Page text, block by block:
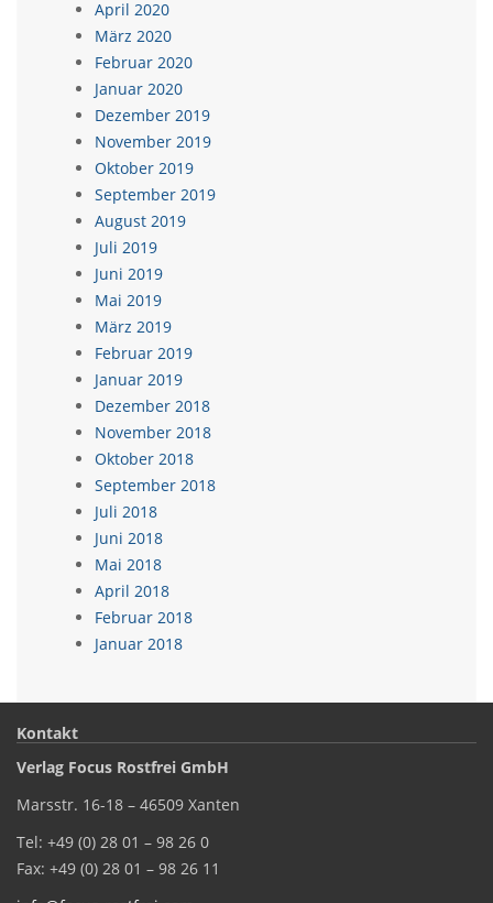
April 2020
März 2020
Februar 2020
Januar 2020
Dezember 2019
November 2019
Oktober 2019
September 2019
August 2019
Juli 2019
Juni 2019
Mai 2019
März 2019
Februar 2019
Januar 2019
Dezember 2018
November 2018
Oktober 2018
September 2018
Juli 2018
Juni 2018
Mai 2018
April 2018
Februar 2018
Januar 2018
Kontakt
Verlag Focus Rostfrei GmbH
Marsstr. 16-18 – 46509 Xanten
Tel: +49 (0) 28 01 – 98 26 0
Fax: +49 (0) 28 01 – 98 26 11